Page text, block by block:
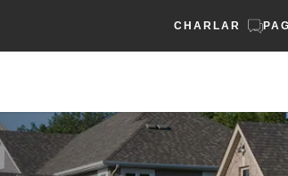
CHARLAR